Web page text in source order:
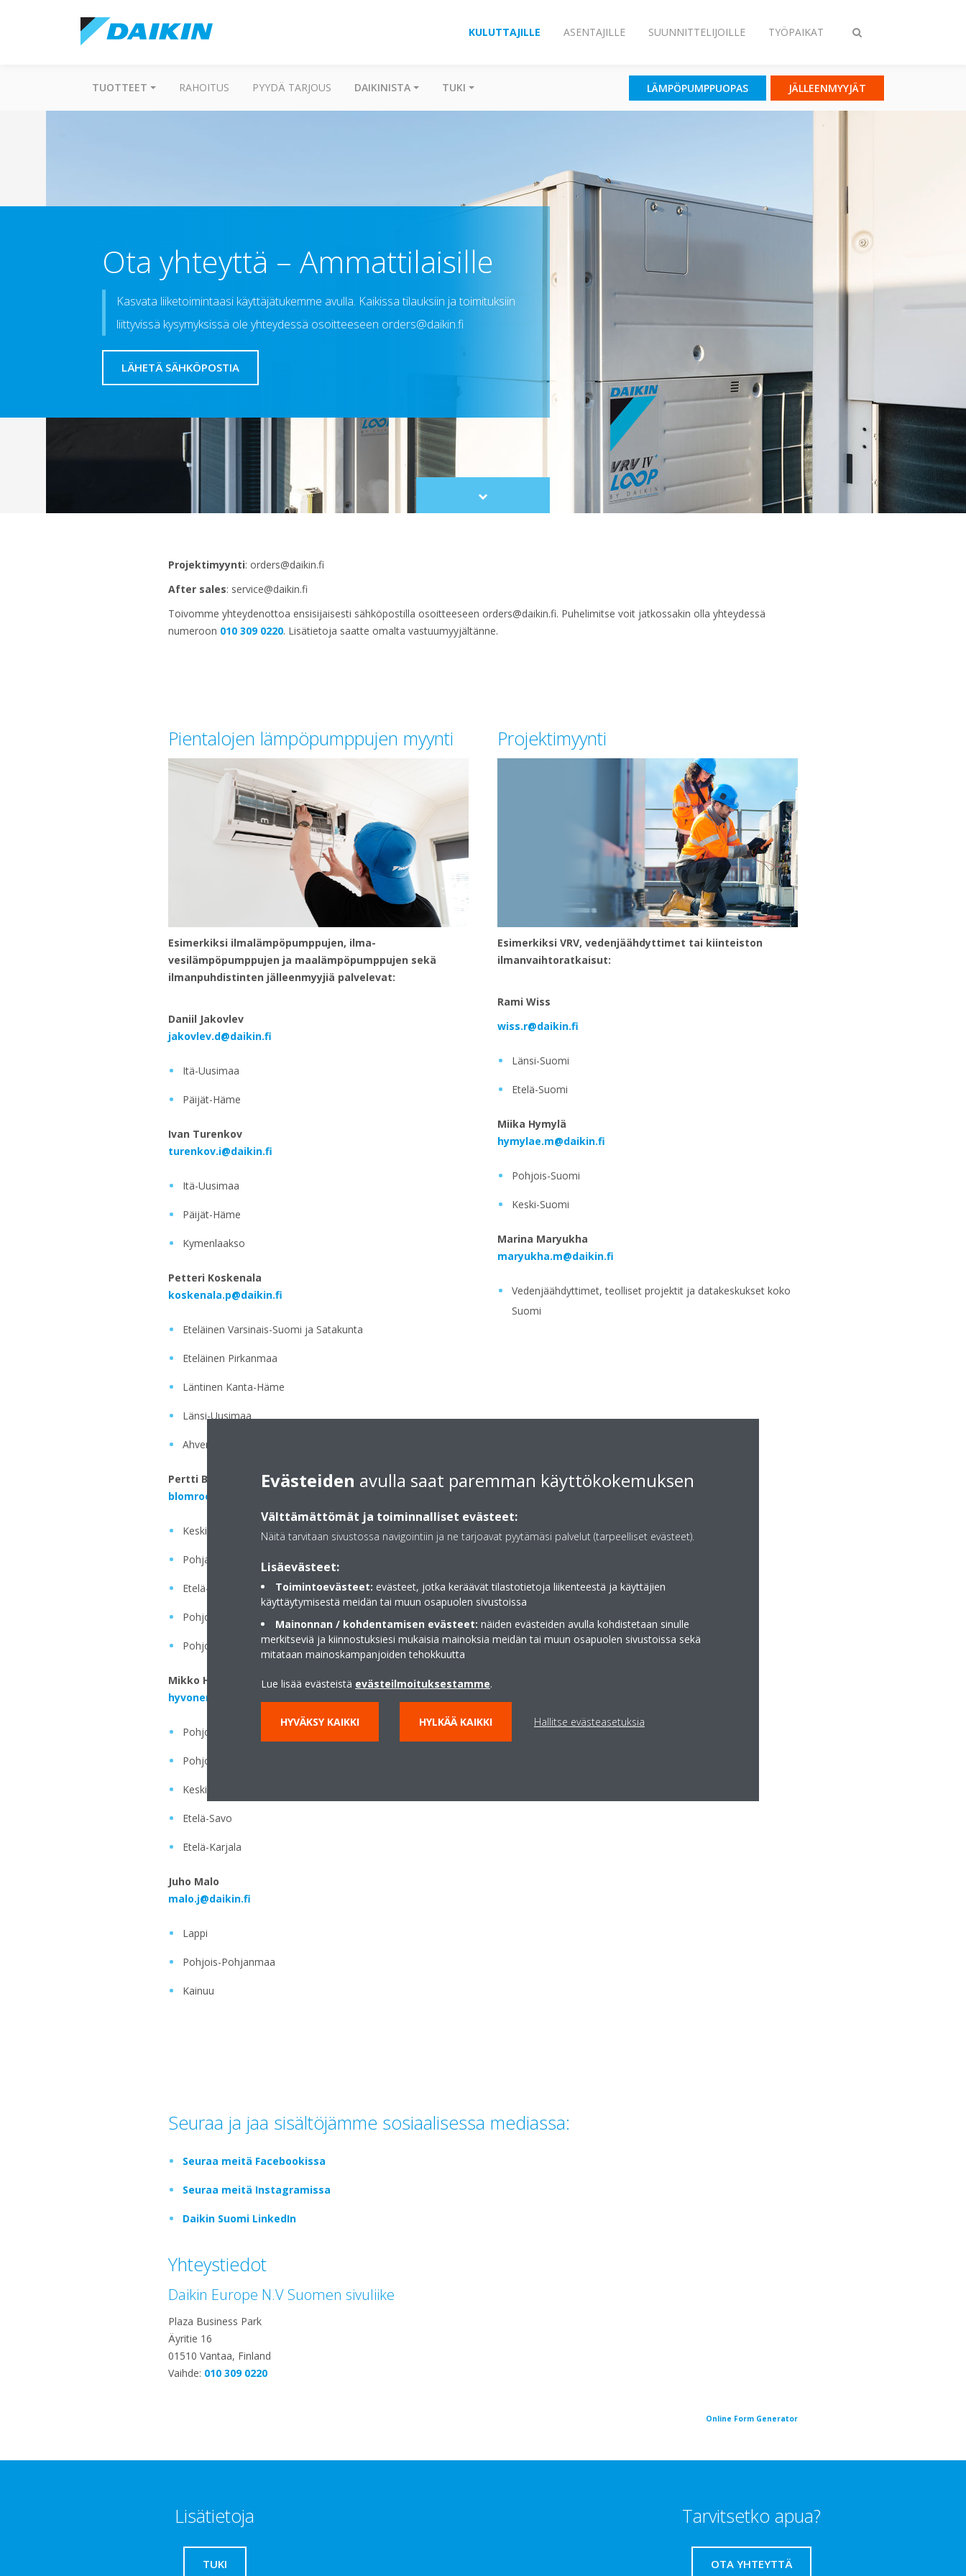
Vaihda
KULUTTAJILLE ASENTAJILLE SUUNNITTELIJOILLE TYÖPAIKAT
TUOTTEET RAHOITUS PYYDÄ TARJOUS DAIKINISTA TUKI LÄMPÖPUMPPUOPAS JÄLLEENMYYJÄT
Ota yhteyttä – Ammattilaisille
Kasvata liiketoimintaasi käyttäjätukemme avulla. Kaikissa tilauksiin ja toimituksiin
liittyvissä kysymyksissä ole yhteydessä osoitteeseen orders@daikin.fi
LÄHETÄ SÄHKÖPOSTIA
Scroll
to
Projektimyynti: orders@daikin.fi
After sales: service@daikin.fi
Toivomme yhteydenottoa ensisijaisesti sähköpostilla osoitteeseen orders@daikin.fi. Puhelimitse voit jatkossakin olla yhteydessä
numeroon 010 309 0220. Lisätietoja saatte omalta vastuumyyjältänne.
Pientalojen lämpöpumppujen myynti
Esimerkiksi ilmalämpöpumppujen, ilma-
vesilämpöpumppujen ja maalämpöpumppujen sekä
ilmanpuhdistinten jälleenmyyjiä palvelevat:
Daniil Jakovlev
jakovlev.d@daikin.fi
Itä-Uusimaa
Päijät-Häme
Ivan Turenkov
turenkov.i@daikin.fi
Itä-Uusimaa
Päijät-Häme
Kymenlaakso
Petteri Koskenala
koskenala.p@daikin.fi
Eteläinen Varsinais-Suomi ja Satakunta
Eteläinen Pirkanmaa
Läntinen Kanta-Häme
Länsi-Uusimaa
Ahvenanmaa
Pertti Blomroos
blomroos.p@daikin.fi
Keski-Pohjanmaa
Pohjanmaa
Etelä-Pohjanmaa
Pohjoinen Pirkanmaa
Pohjoinen Varsinais-Suomi ja Satakunta
Mikko Hyvönen
hyvonen.m@daikin.fi
Pohjois-Savo
Pohjois-Karjala
Keski-Suomi
Etelä-Savo
Etelä-Karjala
Juho Malo
malo.j@daikin.fi
Lappi
Pohjois-Pohjanmaa
Kainuu
Projektimyynti
Esimerkiksi VRV, vedenjäähdyttimet tai kiinteiston
ilmanvaihtoratkaisut:
Rami Wiss
wiss.r@daikin.fi
Länsi-Suomi
Etelä-Suomi
Miika Hymylä
hymylae.m@daikin.fi
Pohjois-Suomi
Keski-Suomi
Marina Maryukha
maryukha.m@daikin.fi
Vedenjäähdyttimet, teolliset projektit ja datakeskukset koko
Suomi
Seuraa ja jaa sisältöjämme sosiaalisessa mediassa:
Seuraa meitä Facebookissa
Seuraa meitä Instagramissa
Daikin Suomi LinkedIn
Yhteystiedot
Daikin Europe N.V Suomen sivuliike
Plaza Business Park
Äyritie 16
01510 Vantaa, Finland
Vaihde: 010 309 0220
Online Form Generator
Lisätietoja
TUKI
Tarvitsetko apua?
OTA YHTEYTTÄ
Evästeiden avulla saat paremman käyttökokemuksen
Välttämättömät ja toiminnalliset evästeet:
Näitä tarvitaan sivustossa navigointiin ja ne tarjoavat pyytämäsi palvelut (tarpeelliset evästeet).
Lisäevästeet:
Toimintoevästeet: evästeet, jotka keräävät tilastotietoja liikenteestä ja käyttäjien
käyttäytymisestä meidän tai muun osapuolen sivustoissa
Mainonnan / kohdentamisen evästeet: näiden evästeiden avulla kohdistetaan sinulle
merkitseviä ja kiinnostuksiesi mukaisia mainoksia meidän tai muun osapuolen sivustoissa sekä
mitataan mainoskampanjoiden tehokkuutta
Lue lisää evästeistä evästeilmoituksestamme.
HYVÄKSY KAIKKI HYLKÄÄ KAIKKI Hallitse evästeasetuksia